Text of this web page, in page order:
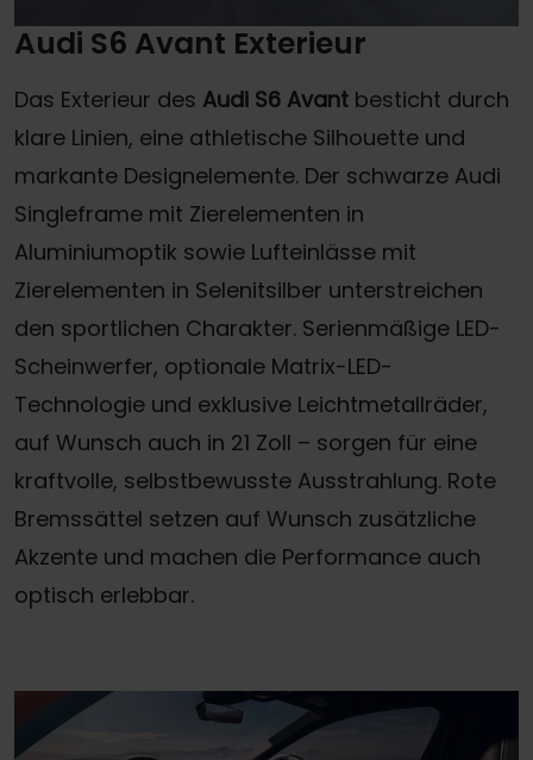
Audi S6 Avant Exterieur
Das Exterieur des Audi S6 Avant besticht durch
klare Linien, eine athletische Silhouette und
markante Designelemente. Der schwarze Audi
Singleframe mit Zierelementen in
Aluminiumoptik sowie Lufteinlässe mit
Zierelementen in Selenitsilber unterstreichen
den sportlichen Charakter. Serienmäßige LED-
Scheinwerfer, optionale Matrix-LED-
Technologie und exklusive Leichtmetallräder,
auf Wunsch auch in 21 Zoll – sorgen für eine
kraftvolle, selbstbewusste Ausstrahlung. Rote
Bremssättel setzen auf Wunsch zusätzliche
Akzente und machen die Performance auch
optisch erlebbar.